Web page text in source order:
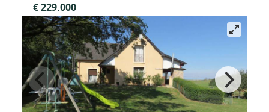
€ 229.000